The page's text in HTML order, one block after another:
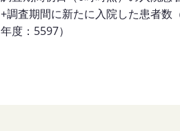
+調査期間に新たに入院した患者数
年度：5597）